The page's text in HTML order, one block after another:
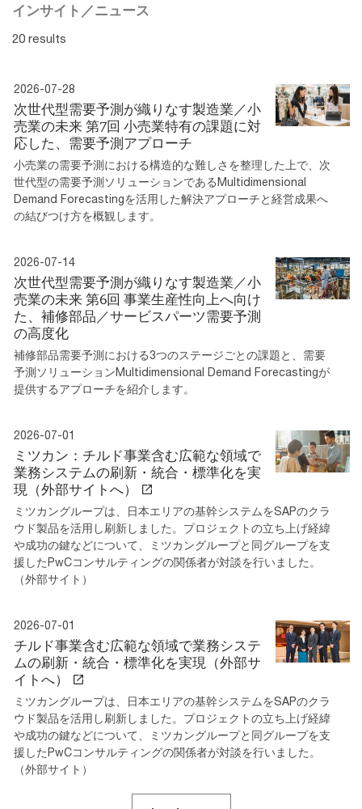
インサイト／ニュース
20 results
2026-07-28
次世代型需要予測が織りなす製造業／小
売業の未来 第7回 小売業特有の課題に対
応した、需要予測アプローチ
小売業の需要予測における構造的な難しさを整理した上で、次
世代型の需要予測ソリューションであるMultidimensional
Demand Forecastingを活用した解決アプローチと経営成果へ
の結びつけ方を概観します。
2026-07-14
次世代型需要予測が織りなす製造業／小
売業の未来 第6回 事業生産性向上へ向け
た、補修部品／サービスパーツ需要予測
の高度化
補修部品需要予測における3つのステージごとの課題と、需要
予測ソリューションMultidimensional Demand Forecastingが
提供するアプローチを紹介します。
2026-07-01
ミツカン：チルド事業含む広範な領域で
業務システムの刷新・統合・標準化を実
現（外部サイトへ）
ミツカングループは、日本エリアの基幹システムをSAPのクラ
ウド製品を活用し刷新しました。プロジェクトの立ち上げ経緯
や成功の鍵などについて、ミツカングループと同グループを支
援したPwCコンサルティングの関係者が対談を行いました。
（外部サイト）
2026-07-01
チルド事業含む広範な領域で業務システ
ムの刷新・統合・標準化を実現（外部サ
イトへ）
ミツカングループは、日本エリアの基幹システムをSAPのクラ
ウド製品を活用し刷新しました。プロジェクトの立ち上げ経緯
や成功の鍵などについて、ミツカングループと同グループを支
援したPwCコンサルティングの関係者が対談を行いました。
（外部サイト）